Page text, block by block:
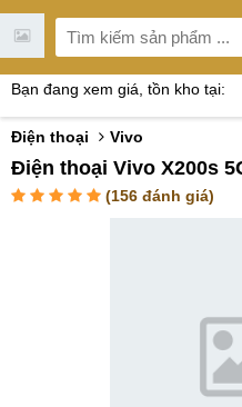
Bạn đang xem giá, tồn kho tại:
Điện thoại Vivo
Điện thoại Vivo X200s
(156 đánh giá)